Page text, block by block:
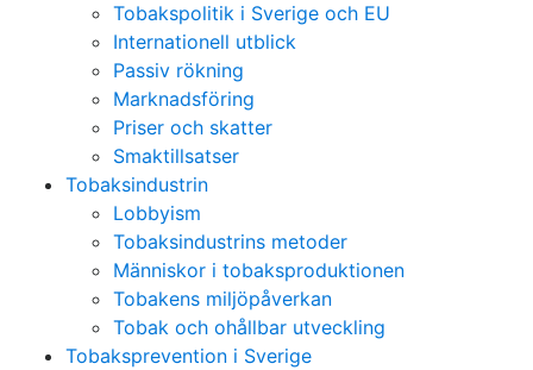
Tobakspolitik i Sverige och EU
Internationell utblick
Passiv rökning
Marknadsföring
Priser och skatter
Smaktillsatser
Tobaksindustrin
Lobbyism
Tobaksindustrins metoder
Människor i tobaksproduktionen
Tobakens miljöpåverkan
Tobak och ohållbar utveckling
Tobaksprevention i Sverige